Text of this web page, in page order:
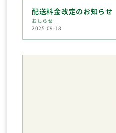
配送料金改定のお知らせ
おしらせ
2025-09-18